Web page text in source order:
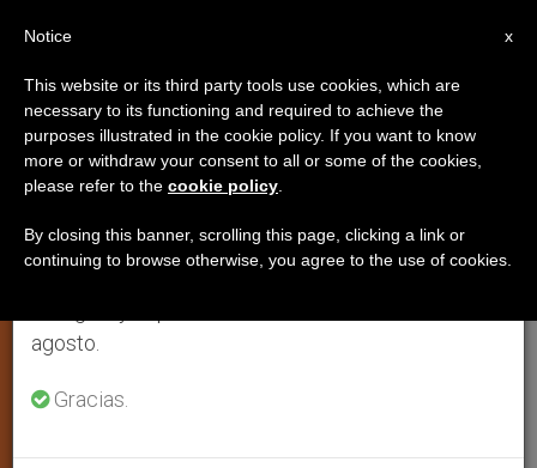
Mensaje de los obispos de
México al concluir su asamblea
plenaria
MÉXICO D.F., 18 noviembre 2006
de México publicado este 17 de
×
Aviso importante
Del 27 de julio al 7 de agosto haremos la pausa
anual, aprovechando que en el periodo de verano
se generan menos informaciones y también el
agosto.
Gracias.
x
Notice
This website or its third party tools use cookies, which are
necessary to its functioning and required to achieve the
purposes illustrated in the cookie policy. If you want to know
more or withdraw your consent to all or some of the cookies,
please refer to the cookie policy
By closing this banner, scrolling this page, clicking a link or
continuing to browse otherwise, you agree to the use of cookies.